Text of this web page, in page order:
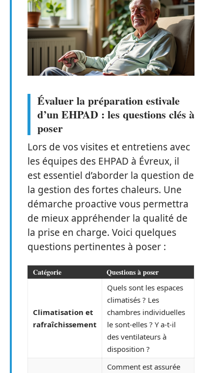
Évaluer la préparation estivale
d’un EHPAD : les questions clés à
poser
Lors de vos visites et entretiens avec
les équipes des EHPAD à Évreux, il
est essentiel d’aborder la question de
la gestion des fortes chaleurs. Une
démarche proactive vous permettra
de mieux appréhender la qualité de
la prise en charge. Voici quelques
questions pertinentes à poser :
Catégorie Questions à poser
Climatisation et
rafraîchissement
Quels sont les espaces
climatisés ? Les
chambres individuelles
le sont-elles ? Y a-t-il
des ventilateurs à
disposition ?
Comment est assurée